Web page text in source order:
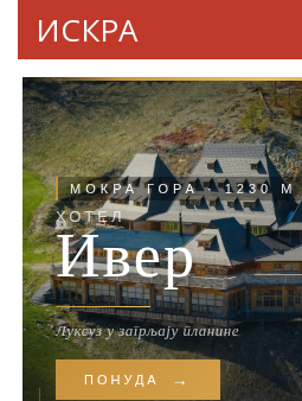
ИСКРА